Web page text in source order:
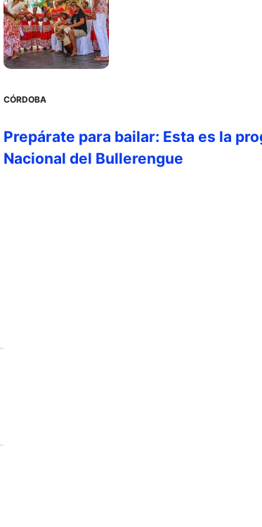
CÓRDOBA
Prepárate para bailar: Esta es la
Nacional del Bullerengue